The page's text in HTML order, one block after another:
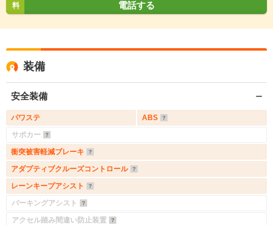
料
電話する
装備
安全装備
パワステ
ABS
サポカー
衝突被害軽減ブレーキ
アダプティブクルーズコントロール
レーンキープアシスト
パーキングアシスト
アクセル踏み間違い防止装置